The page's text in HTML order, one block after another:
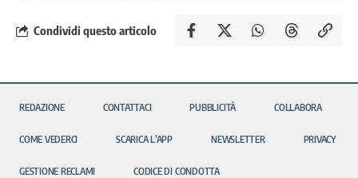
Condividi questo articolo
REDAZIONE CONTATTACI PUBBLICITÀ COLLABORA
COME VEDERCI SCARICA L’APP NEWSLETTER PRIVACY
GESTIONE RECLAMI CODICE DI CONDOTTA